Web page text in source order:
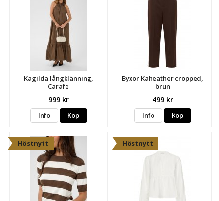
Kagilda långklänning,
Carafe
999 kr
Info Köp
Byxor Kaheather cropped,
brun
499 kr
Info Köp
Höstnytt Höstnytt